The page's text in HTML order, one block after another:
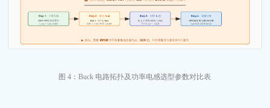
图 4：Buck 电路拓扑及功率电感选型参数对比表